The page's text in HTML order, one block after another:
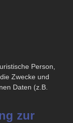
Person,
Zwecke und
Daten (z.B.
zur